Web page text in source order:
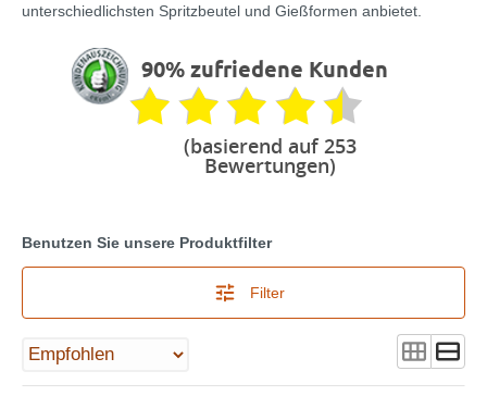
unterschiedlichsten Spritzbeutel und Gießformen anbietet.
90% zufriedene Kunden
(basierend auf 253
Bewertungen)
Benutzen Sie unsere Produktfilter
Filter